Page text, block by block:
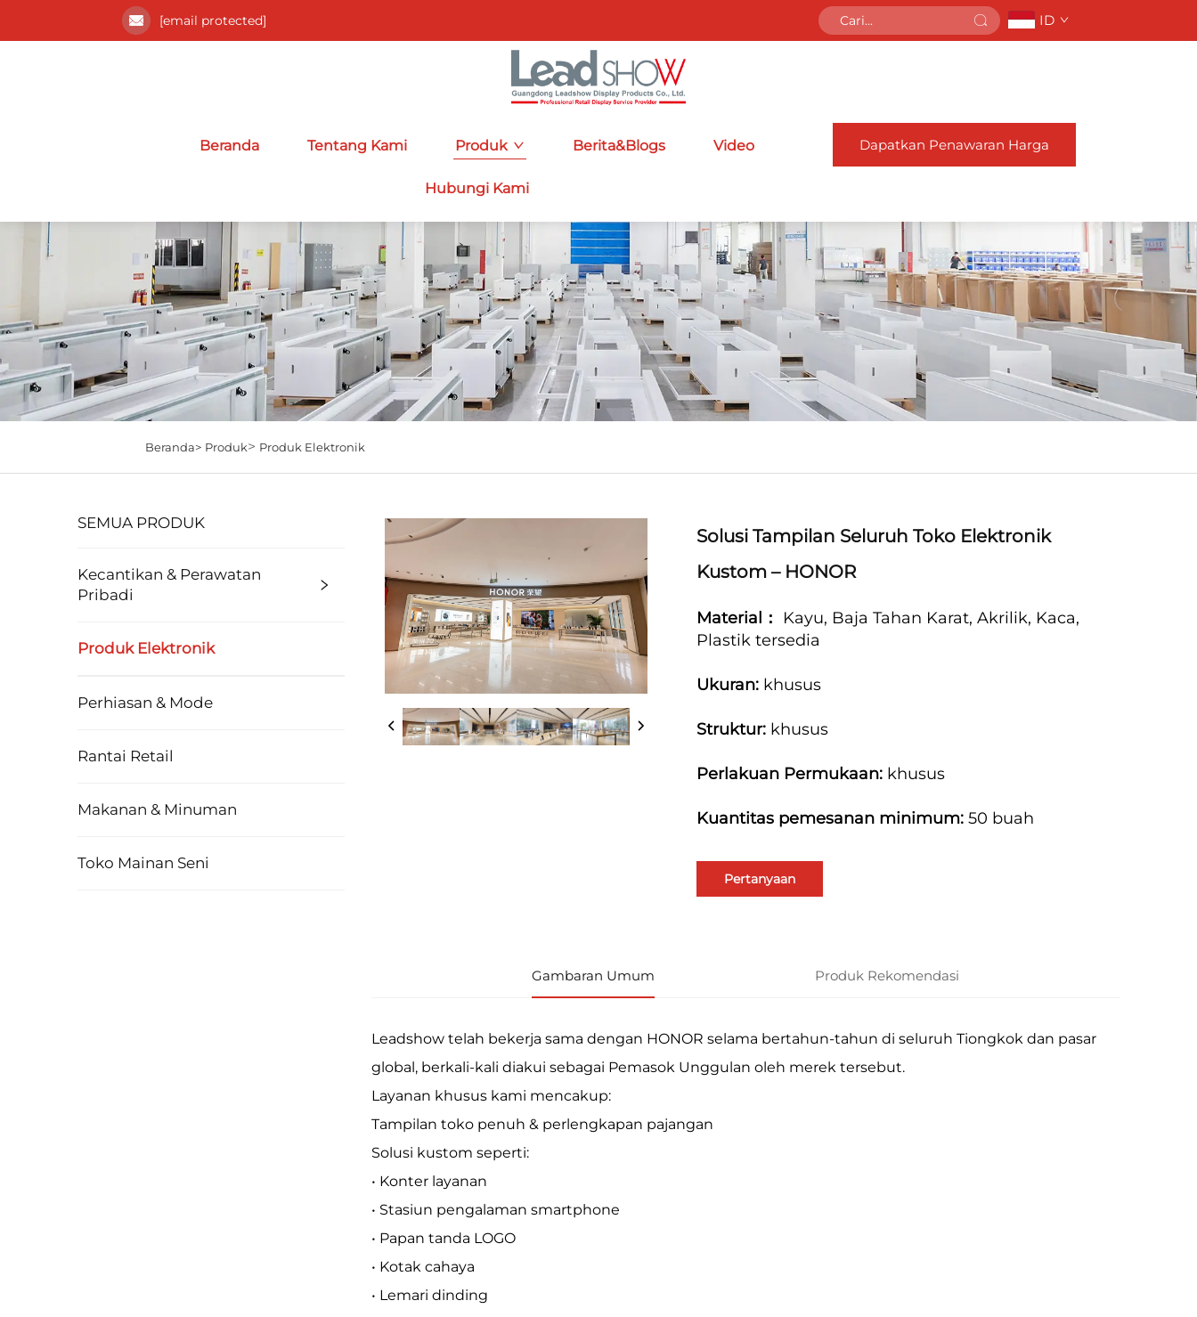
[email protected] ID
Beranda Tentang Kami Produk Berita&Blogs Video
Hubungi Kami
Dapatkan Penawaran Harga
Beranda> Produk> Produk Elektronik
SEMUA PRODUK
Kecantikan & Perawatan
Pribadi
Produk Elektronik
Perhiasan & Mode
Rantai Retail
Makanan & Minuman
Toko Mainan Seni
Solusi Tampilan Seluruh Toko Elektronik
Kustom – HONOR
Material： Kayu, Baja Tahan Karat, Akrilik, Kaca,
Plastik tersedia
Ukuran: khusus
Struktur: khusus
Perlakuan Permukaan: khusus
Kuantitas pemesanan minimum: 50 buah
Pertanyaan
Gambaran Umum Produk Rekomendasi
Leadshow telah bekerja sama dengan HONOR selama bertahun-tahun di seluruh Tiongkok dan pasar
global, berkali-kali diakui sebagai Pemasok Unggulan oleh merek tersebut.
Layanan khusus kami mencakup:
Tampilan toko penuh & perlengkapan pajangan
Solusi kustom seperti:
• Konter layanan
• Stasiun pengalaman smartphone
• Papan tanda LOGO
• Kotak cahaya
• Lemari dinding